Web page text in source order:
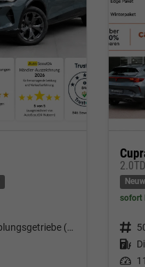
Doppelkupplungsgetriebe (DSG)
sofort
Fahrzeugnr.
Kraftstoff
Leistung